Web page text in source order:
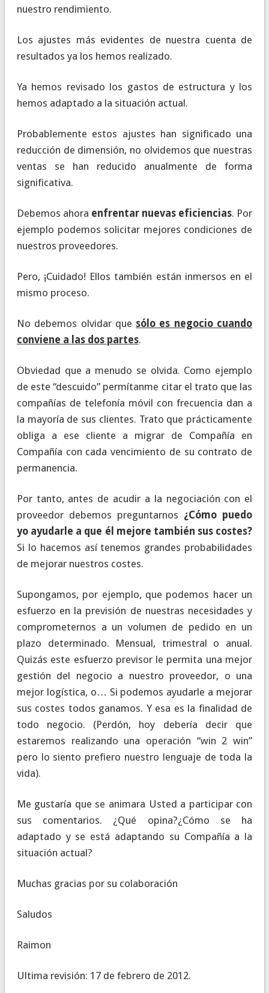
nuestro rendimiento.
Los ajustes más evidentes de nuestra cuenta de
resultados ya los hemos realizado.
Ya hemos revisado los gastos de estructura y los
hemos adaptado a la situación actual.
Probablemente estos ajustes han significado una
reducción de dimensión, no olvidemos que nuestras
ventas se han reducido anualmente de forma
significativa.
Debemos ahora enfrentar nuevas eficiencias. Por
ejemplo podemos solicitar mejores condiciones de
nuestros proveedores.
Pero, ¡Cuidado! Ellos también están inmersos en el
mismo proceso.
No debemos olvidar que sólo es negocio cuando
conviene a las dos partes.
Obviedad que a menudo se olvida. Como ejemplo
de este “descuido” permítanme citar el trato que las
compañías de telefonía móvil con frecuencia dan a
la mayoría de sus clientes. Trato que prácticamente
obliga a ese cliente a migrar de Compañía en
Compañía con cada vencimiento de su contrato de
permanencia.
Por tanto, antes de acudir a la negociación con el
proveedor debemos preguntarnos ¿Cómo puedo
yo ayudarle a que él mejore también sus costes?
Si lo hacemos así tenemos grandes probabilidades
de mejorar nuestros costes.
Supongamos, por ejemplo, que podemos hacer un
esfuerzo en la previsión de nuestras necesidades y
comprometernos a un volumen de pedido en un
plazo determinado. Mensual, trimestral o anual.
Quizás este esfuerzo previsor le permita una mejor
gestión del negocio a nuestro proveedor, o una
mejor logística, o… Si podemos ayudarle a mejorar
sus costes todos ganamos. Y esa es la finalidad de
todo negocio. (Perdón, hoy debería decir que
estaremos realizando una operación “win 2 win”
pero lo siento prefiero nuestro lenguaje de toda la
vida).
Me gustaría que se animara Usted a participar con
sus comentarios. ¿Qué opina?¿Cómo se ha
adaptado y se está adaptando su Compañía a la
situación actual?
Muchas gracias por su colaboración
Saludos
Raimon
Ultima revisión: 17 de febrero de 2012.